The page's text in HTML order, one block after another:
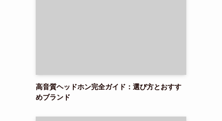
高音質ヘッドホン完全ガイド：選び方とおすす
めブランド